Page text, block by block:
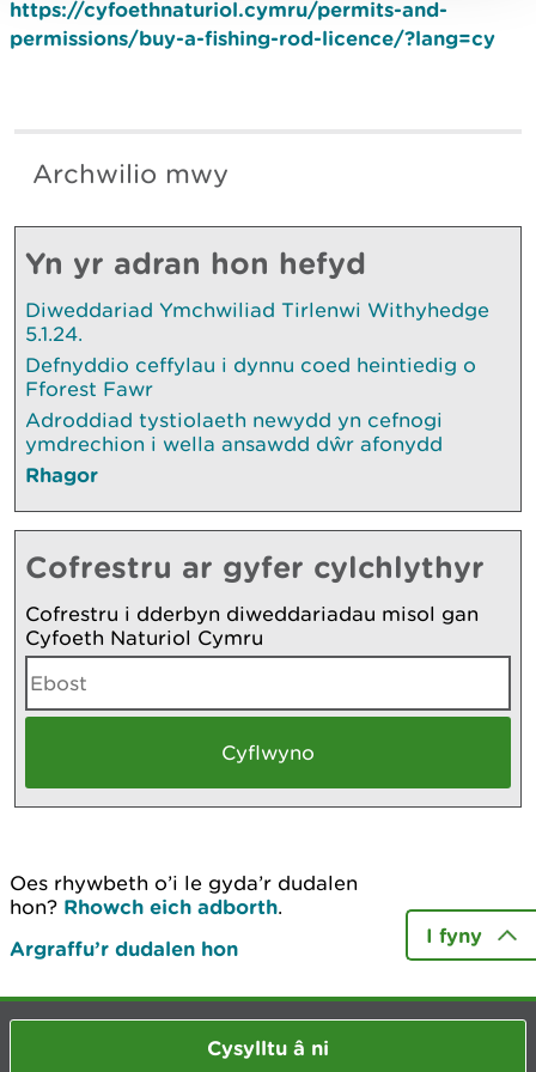
https://cyfoethnaturiol.cymru/permits-and-
permissions/buy-a-fishing-rod-licence/?lang=cy
Archwilio mwy
Yn yr adran hon hefyd
Diweddariad Ymchwiliad Tirlenwi Withyhedge
5.1.24.
Defnyddio ceffylau i dynnu coed heintiedig o
Fforest Fawr
Adroddiad tystiolaeth newydd yn cefnogi
ymdrechion i wella ansawdd dŵr afonydd
Rhagor
Cofrestru ar gyfer cylchlythyr
Cofrestru i dderbyn diweddariadau misol gan
Cyfoeth Naturiol Cymru
Oes rhywbeth o’i le gyda’r dudalen
hon? Rhowch eich adborth.
Argraffu’r dudalen hon
I fyny
Cysylltu â ni